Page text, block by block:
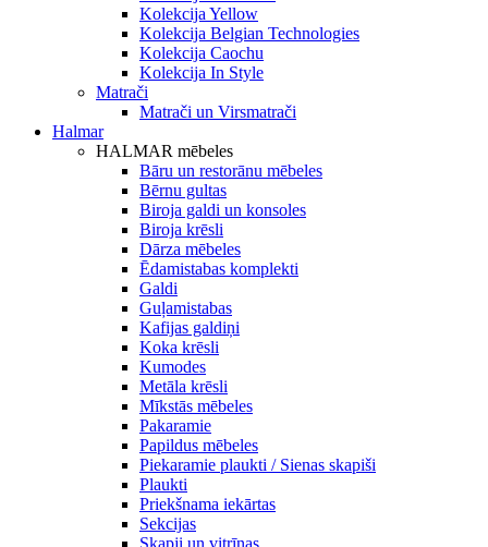
Kolekcija Yellow
Kolekcija Belgian Technologies
Kolekcija Caochu
Kolekcija In Style
Matrači
Matrači un Virsmatrači
Halmar
HALMAR mēbeles
Bāru un restorānu mēbeles
Bērnu gultas
Biroja galdi un konsoles
Biroja krēsli
Dārza mēbeles
Ēdamistabas komplekti
Galdi
Guļamistabas
Kafijas galdiņi
Koka krēsli
Kumodes
Metāla krēsli
Mīkstās mēbeles
Pakaramie
Papildus mēbeles
Piekaramie plaukti / Sienas skapiši
Plaukti
Priekšnama iekārtas
Sekcijas
Skapji un vitrīnas